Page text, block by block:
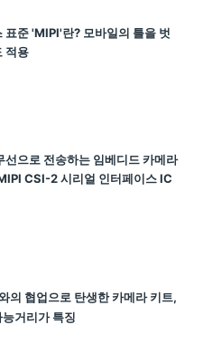
표준 'MIPI'란? 모바일의 틀을 벗
적용
선으로 전송하는 임베디드 카메라
CSI-2 시리얼 인터페이스 IC
의 협업으로 탄생한 카메라 키트,
거리가 특징